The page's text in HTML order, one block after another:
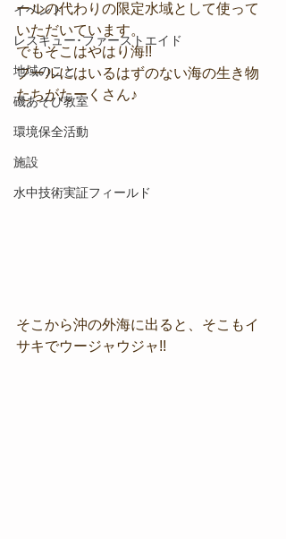
イベント
レスキュー･ファーストエイド
地域のこと
磯あそび教室
環境保全活動
施設
水中技術実証フィールド
ールの代わりの限定水域として使って
いただいています。
でもそこはやはり海!!
プールにはいるはずのない海の生き物
たちがたーくさん♪
そこから沖の外海に出ると、そこもイ
サキでウージャウジャ!!